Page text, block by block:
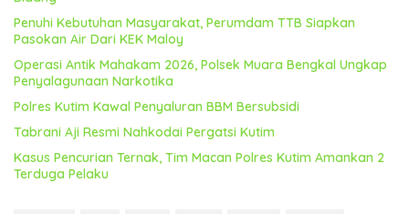
Penuhi Kebutuhan Masyarakat, Perumdam TTB Siapkan
Pasokan Air Dari KEK Maloy
Operasi Antik Mahakam 2026, Polsek Muara Bengkal Ungkap
Penyalagunaan Narkotika
Polres Kutim Kawal Penyaluran BBM Bersubsidi
Tabrani Aji Resmi Nahkodai Pergatsi Kutim
Kasus Pencurian Ternak, Tim Macan Polres Kutim Amankan 2
Terduga Pelaku